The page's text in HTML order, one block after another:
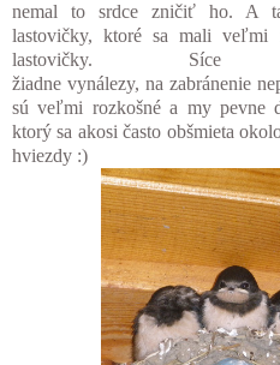
nemal to srdce zničiť ho. A
lastovičky, ktoré sa mali veľmi
lastovičky. Síce
žiadne vynálezy, na zabránenie
sú veľmi rozkošné a my pevne
ktorý sa akosi často obšmieta
hviezdy :)